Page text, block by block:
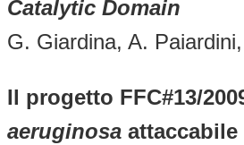
Catalytic Domain
G. Giardina, A.
Il progetto FFC#13/
aeruginosa